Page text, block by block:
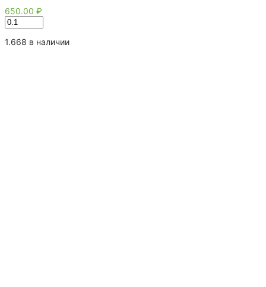
650.00 ₽
Количество
товара
Кумкват
1.668 в наличии